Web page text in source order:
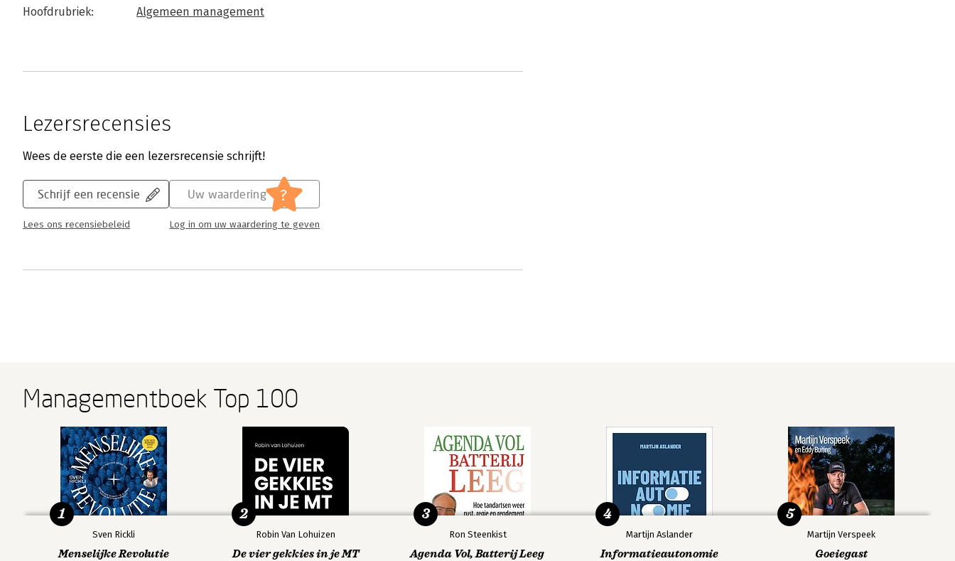
Hoofdrubriek: Algemeen management
Lezersrecensies
Wees de eerste die een lezersrecensie schrijft!
Schrijf een recensie
Lees ons recensiebeleid
Uw waardering ?
Log in om uw waardering te geven
Managementboek Top 100
Sven Rickli
Menselijke Revolutie
1
Robin Van Lohuizen
De vier gekkies in je MT
2
Ron Steenkist
Agenda Vol, Batterij Leeg
3
Martijn Aslander
Informatieautonomie
4
Martijn Verspeek
Goeiegast
5